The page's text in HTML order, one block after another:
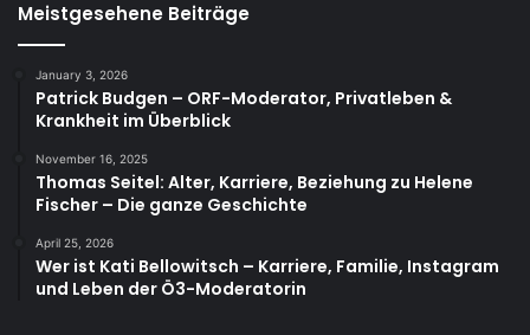
Meistgesehene Beiträge
January 3, 2026
Patrick Budgen – ORF-Moderator, Privatleben &
Krankheit im Überblick
November 16, 2025
Thomas Seitel: Alter, Karriere, Beziehung zu Helene
Fischer – Die ganze Geschichte
April 25, 2026
Wer ist Kati Bellowitsch – Karriere, Familie, Instagram
und Leben der Ö3-Moderatorin